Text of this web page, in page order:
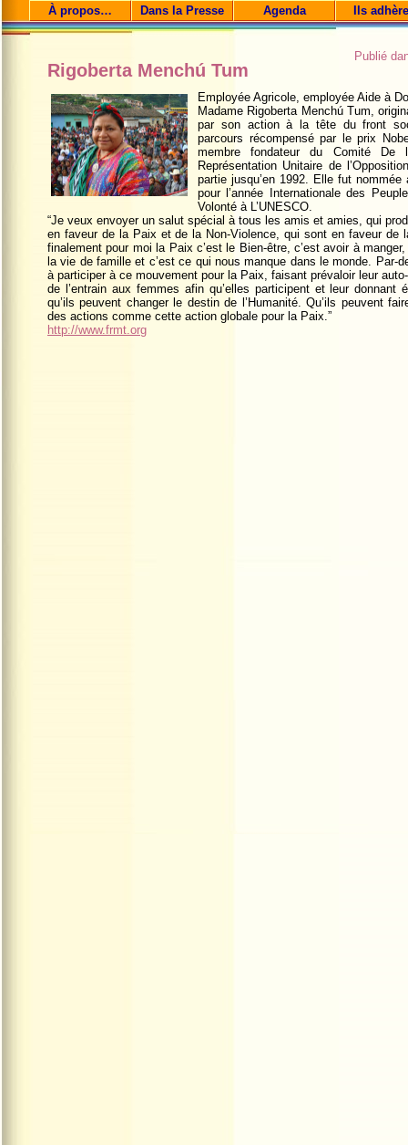
À propos… Dans la Presse Agenda Ils
Publié
Rigoberta Menchú Tum
Employée Agricole, employée Aide à
Madame Rigoberta Menchú Tum,
par son action à la tête du front
parcours récompensé par le prix
membre fondateur du Comité
Représentation Unitaire de
partie jusqu’en 1992. Elle fut
pour l’année Internationale des
Volonté à L’UNESCO.
“Je veux envoyer un salut spécial à tous les amis et amies, qui
en faveur de la Paix et de la Non-Violence, qui sont en faveur de
finalement pour moi la Paix c’est le Bien-être, c’est avoir à
la vie de famille et c’est ce qui nous manque dans le monde. Par-
à participer à ce mouvement pour la Paix, faisant prévaloir leur
de l’entrain aux femmes afin qu’elles participent et leur donnant
qu’ils peuvent changer le destin de l’Humanité. Qu’ils peuvent
des actions comme cette action globale pour la Paix.”
http://www.frmt.org